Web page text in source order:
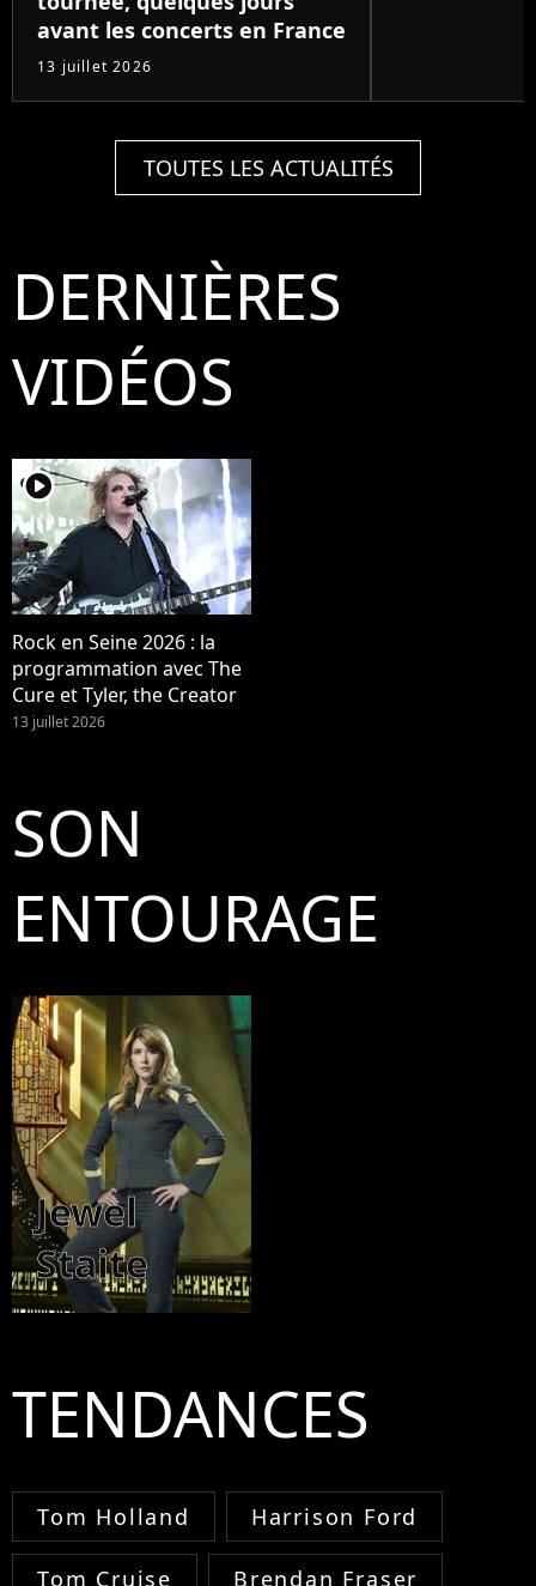
avant les concerts en France
13 juillet 2026
TOUTES LES ACTUALITÉS
DERNIÈRES
VIDÉOS
player2
Rock en Seine 2026 : la
programmation avec The
Cure et Tyler, the Creator
13 juillet 2026
SON
ENTOURAGE
Jewel
Staite
TENDANCES
Tom Holland Harrison Ford
Tom Cruise Brendan Fraser